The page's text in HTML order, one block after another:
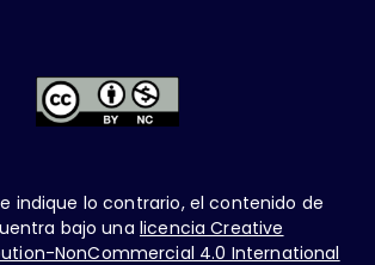
indique lo contrario, el contenido de
bajo una licencia Creative
NonCommercial 4.0 International